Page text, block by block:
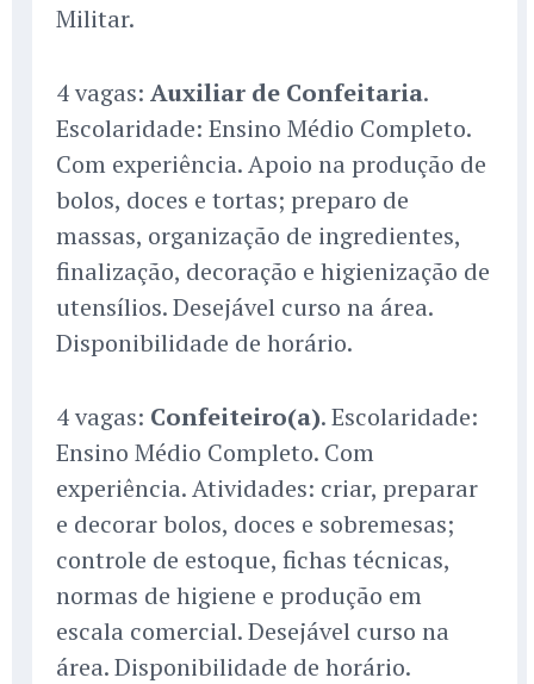
Militar.
4 vagas: Auxiliar de Confeitaria.
Escolaridade: Ensino Médio Completo.
Com experiência. Apoio na produção de
bolos, doces e tortas; preparo de
massas, organização de ingredientes,
finalização, decoração e higienização de
utensílios. Desejável curso na área.
Disponibilidade de horário.
4 vagas: Confeiteiro(a). Escolaridade:
Ensino Médio Completo. Com
experiência. Atividades: criar, preparar
e decorar bolos, doces e sobremesas;
controle de estoque, fichas técnicas,
normas de higiene e produção em
escala comercial. Desejável curso na
área. Disponibilidade de horário.